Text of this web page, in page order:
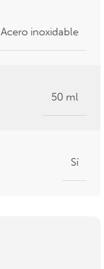
Acero inoxidable
50 ml
Sí